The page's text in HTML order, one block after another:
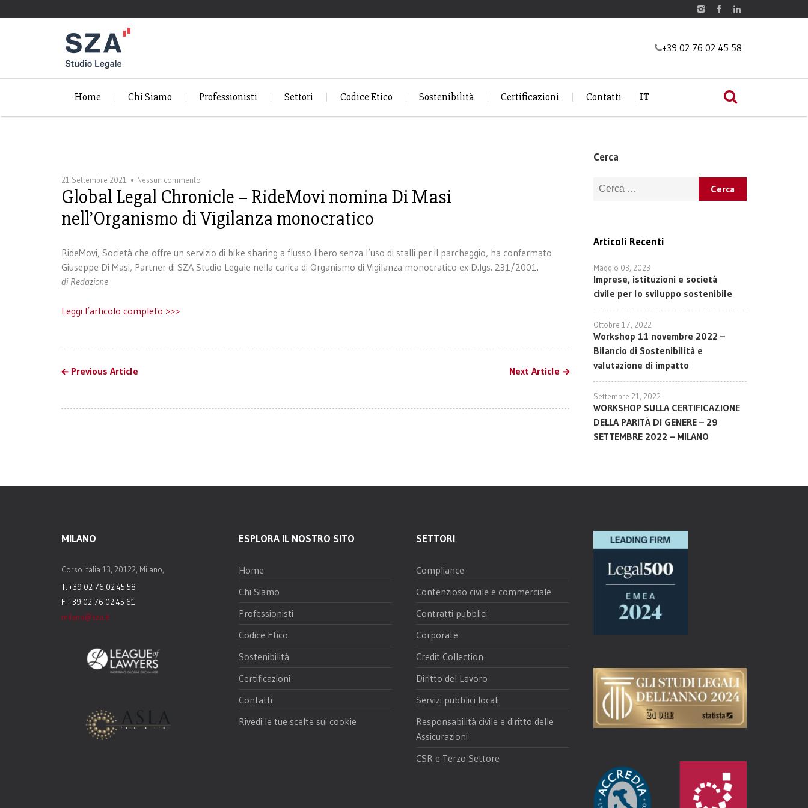
+39 02 76 02 45 58
Home Chi Siamo Professionisti Settori Codice Etico Sostenibilità Certificazioni Contatti IT
21 Settembre 2021 Nessun commento
Global Legal Chronicle – RideMovi nomina Di Masi
nell’Organismo di Vigilanza monocratico
RideMovi, Società che offre un servizio di bike sharing a flusso libero senza l’uso di stalli per il parcheggio, ha confermato
Giuseppe Di Masi, Partner di SZA Studio Legale nella carica di Organismo di Vigilanza monocratico ex D.lgs. 231/2001.
di Redazione
Leggi l’articolo completo >>>
Previous Article Next Article
Cerca
Ricerca per:
Articoli Recenti
Maggio 03, 2023
Imprese, istituzioni e società
civile per lo sviluppo sostenibile
Ottobre 17, 2022
Workshop 11 novembre 2022 –
Bilancio di Sostenibilità e
valutazione di impatto
Settembre 21, 2022
WORKSHOP SULLA CERTIFICAZIONE
DELLA PARITÀ DI GENERE – 29
SETTEMBRE 2022 – MILANO
MILANO
Corso Italia 13, 20122, Milano,
T. +39 02 76 02 45 58
F. +39 02 76 02 45 61
milano@sza.it
ESPLORA IL NOSTRO SITO
Home
Chi Siamo
Professionisti
Codice Etico
Sostenibilità
Certificazioni
Contatti
Rivedi le tue scelte sui cookie
SETTORI
Compliance
Contenzioso civile e commerciale
Contratti pubblici
Corporate
Credit Collection
Diritto del Lavoro
Servizi pubblici locali
Responsabilità civile e diritto delle
Assicurazioni
CSR e Terzo Settore